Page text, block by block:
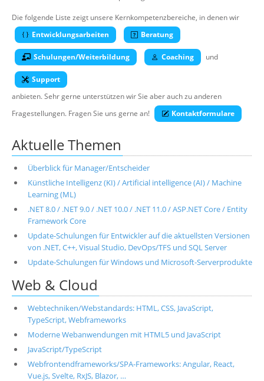
Suche
Die folgende Liste zeigt unsere Kernkompetenzbereiche, in denen wir
Entwicklungsarbeiten
Beratung
Schulungen/Weiterbildung Coaching und
Support
anbieten. Sehr gerne unterstützen wir Sie aber auch zu anderen
Fragestellungen. Fragen Sie uns gerne an!
Kontaktformulare
Aktuelle Themen
Überblick für Manager/Entscheider
Künstliche Intelligenz (KI) / Artificial intelligence (AI) / Machine
Learning (ML)
.NET 8.0 / .NET 9.0 / .NET 10.0 / .NET 11.0 / ASP.NET Core / Entity
Framework Core
Update-Schulungen für Entwickler auf die aktuellsten Versionen
von .NET, C++, Visual Studio, DevOps/TFS und SQL Server
Update-Schulungen für Windows und Microsoft-Serverprodukte
Web & Cloud
Webtechniken/Webstandards: HTML, CSS, JavaScript,
TypeScript, Webframeworks
Moderne Webanwendungen mit HTML5 und JavaScript
JavaScript/TypeScript
Webfrontendframeworks/SPA-Frameworks: Angular, React,
Vue.js, Svelte, RxJS, Blazor, …